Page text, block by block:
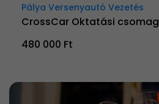
Pálya Versenyautó Vezetés
CrossCar Oktatási csomag
480 000 Ft